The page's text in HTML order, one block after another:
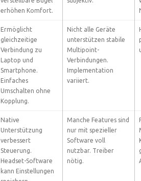
erhöhen Komfort.
Ermöglicht
gleichzeitige
Verbindung zu
Laptop und
Smartphone.
Einfaches
Umschalten ohne
Kopplung.
Nicht alle Geräte
unterstützen stabile
Multipoint-
Verbindungen.
Implementation
variiert.
Native
Unterstützung
verbessert
Steuerung.
Headset-Software
kann Einstellungen
Manche Features sind
nur mit spezieller
Software voll
nutzbar. Treiber
nötig.